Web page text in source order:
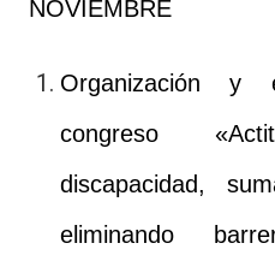
NOVIEMBRE
Organización y
congreso
discapacidad,
eliminando